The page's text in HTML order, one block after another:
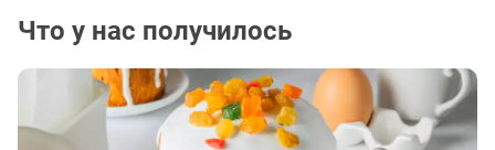
Что у нас получилось